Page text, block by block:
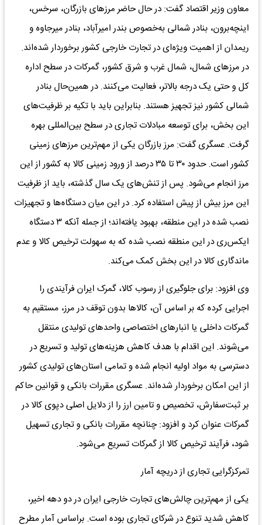
معاون وزیر اقتصاد گفت: در حال حاضر مرزهای بازرگان، سرخس،
اینچه‌برون، بنادر شمالی به‌خصوص بندر امیرآباد، بنادر میرجاوه و
ریمدان از اهمیت ویژه‌ای در تجارت خارجی کشور برخوردار شده‌اند.
در مرزهای شمال، شمال غرب و شرق کشور، گمرکات در سطح اداره
کل و حتی یک درجه بالاتر، فعالیت می‌کنند. در همین‌حال بنادر
شمالی کشور نیز تجهیز هستند. بنابراین باید با تکیه بر ظرفیت‌های
این بخش، برای توسعه مبادلات تجاری در سطح بین‌المللی بهره
گرفت. عسگری گفت: مرز بازرگان یکی از مهم‌ترین مرزهای زمینی
کشور است. حدود ۳۰ تا ۳۵ درصد از ورود زمینی کالا به کشور از این
مرز انجام می‌شود. پس از تنش‌های یک سال گذشته، باید از ظرفیت
این مرز بیش از پیش استفاده کرد. در این میان دستگاه‌ها و تجهیزات
نصب شده در این منطقه، بهبود یافته‌اند؛ از جمله آنکه ۳ دستگاه
ایکس‌ری در این منطقه نصب شده که به سهولت ترخیص کالا و عدم
ماندگاری کالا در این بخش کمک می‌کند.
وی افزود: برای جلوگیری از رسوب کالا، گمرک ایران فرآیندی را
اجرایی کرده که بر اساس آن، کالاها بدون توقف در مرز، مستقیم به
گمرکات داخلی یا انبارهای اختصاصی واحدهای تولیدی منتقل
می‌شوند. این اقدام با هدف کاهش هزینه‌های تولید و تسریع در
دسترسی به مواد اولیه انجام شده و تمامی استان‌های تولیدی کشور
از این امکان برخوردار شده‌اند. عسگری مقررات بانکی و قوانین حاکم
بر ثبت‌سفارش، تخصیص و تامین ارز را از دلایل اصلی دپوی کالا در
گمرکات عنوان کرد و افزود: چنانچه مقررات بانکی و تجاری تسهیل
شود، فرآیند ترخیص کالا از گمرکات تسریع می‌شود.
تمرکزگرایی تجاری از دریچه آمار
یکی از مهم‌ترین چالش‌های تجارت خارجی ایران در دو دهه اخیر،
کاهش شدید تنوع در شرکای تجاری بوده است. براساس آمار مطرح